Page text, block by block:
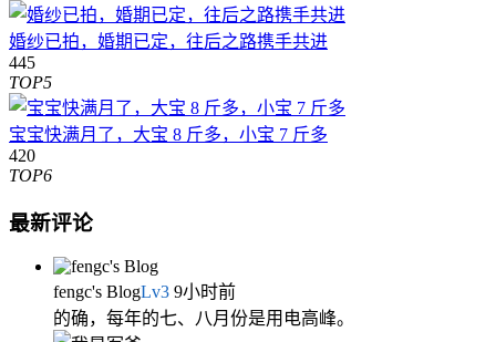
婚纱已拍，婚期已定，往后之路携手共进
445
TOP5
宝宝快满月了，大宝 8 斤多，小宝 7 斤多
420
TOP6
最新评论
fengc's BlogLv3 9小时前
的确，每年的七、八月份是用电高峰。